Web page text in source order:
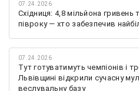
07.24.2026
Східниця: 4,8 мільйона гривень
півроку — хто забезпечив
07.24.2026
Тут готуватимуть чемпіонів і
Львівщині відкрили сучасну
веслувальну базу